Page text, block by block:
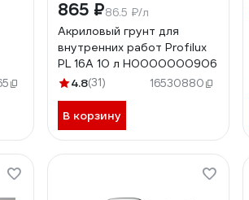
865 ₽86.5 ₽/л
Акриловый грунт для
внутренних работ Profilux
PL 16A 10 л Н0000000906
4.8(31) 16530880
В корзину